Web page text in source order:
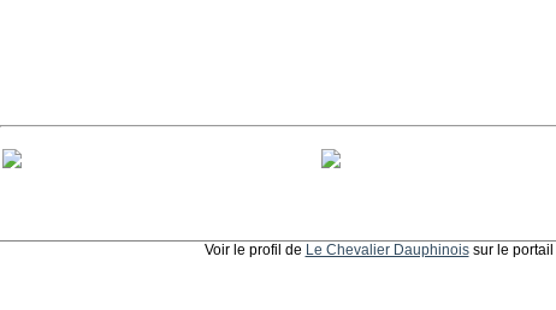
Voir le profil de Le Chevalier Dauphinoissur le portail